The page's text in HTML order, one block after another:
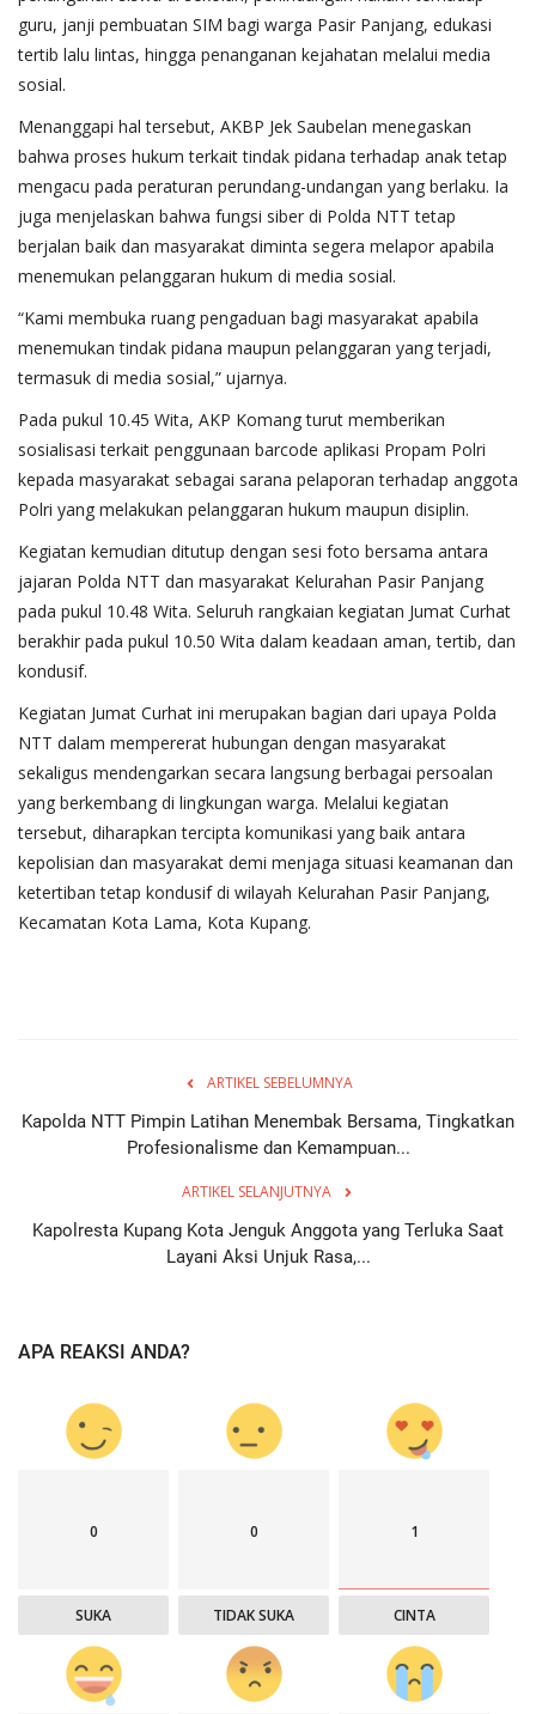
guru, janji pembuatan SIM bagi warga Pasir Panjang, edukasi
tertib lalu lintas, hingga penanganan kejahatan melalui media
sosial.
Menanggapi hal tersebut, AKBP Jek Saubelan menegaskan
bahwa proses hukum terkait tindak pidana terhadap anak tetap
mengacu pada peraturan perundang-undangan yang berlaku. Ia
juga menjelaskan bahwa fungsi siber di Polda NTT tetap
berjalan baik dan masyarakat diminta segera melapor apabila
menemukan pelanggaran hukum di media sosial.
“Kami membuka ruang pengaduan bagi masyarakat apabila
menemukan tindak pidana maupun pelanggaran yang terjadi,
termasuk di media sosial,” ujarnya.
Pada pukul 10.45 Wita, AKP Komang turut memberikan
sosialisasi terkait penggunaan barcode aplikasi Propam Polri
kepada masyarakat sebagai sarana pelaporan terhadap anggota
Polri yang melakukan pelanggaran hukum maupun disiplin.
Kegiatan kemudian ditutup dengan sesi foto bersama antara
jajaran Polda NTT dan masyarakat Kelurahan Pasir Panjang
pada pukul 10.48 Wita. Seluruh rangkaian kegiatan Jumat Curhat
berakhir pada pukul 10.50 Wita dalam keadaan aman, tertib, dan
kondusif.
Kegiatan Jumat Curhat ini merupakan bagian dari upaya Polda
NTT dalam mempererat hubungan dengan masyarakat
sekaligus mendengarkan secara langsung berbagai persoalan
yang berkembang di lingkungan warga. Melalui kegiatan
tersebut, diharapkan tercipta komunikasi yang baik antara
kepolisian dan masyarakat demi menjaga situasi keamanan dan
ketertiban tetap kondusif di wilayah Kelurahan Pasir Panjang,
Kecamatan Kota Lama, Kota Kupang.
ARTIKEL SEBELUMNYA
Kapolda NTT Pimpin Latihan Menembak Bersama, Tingkatkan
Profesionalisme dan Kemampuan...
ARTIKEL SELANJUTNYA
Kapolresta Kupang Kota Jenguk Anggota yang Terluka Saat
Layani Aksi Unjuk Rasa,...
APA REAKSI ANDA?
0
SUKA
0
TIDAK SUKA
1
CINTA